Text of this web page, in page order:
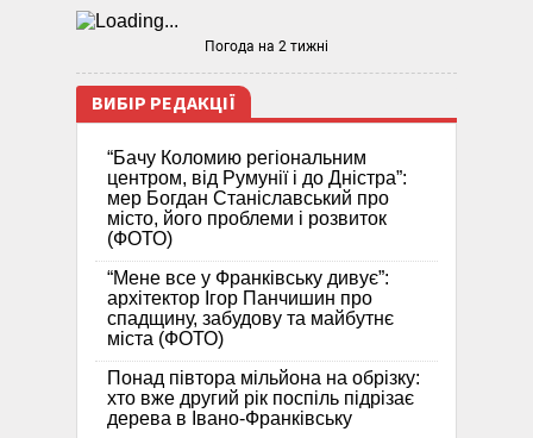
Погода на 2 тижні
ВИБІР РЕДАКЦІЇ
“Бачу Коломию регіональним
центром, від Румунії і до Дністра”:
мер Богдан Станіславський про
місто, його проблеми і розвиток
(ФОТО)
“Мене все у Франківську дивує”:
архітектор Ігор Панчишин про
спадщину, забудову та майбутнє
міста (ФОТО)
Понад півтора мільйона на обрізку:
хто вже другий рік поспіль підрізає
дерева в Івано-Франківську